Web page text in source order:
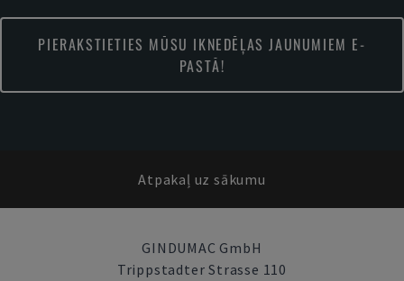
PIERAKSTIETIES MŪSU IKNEDĒĻAS JAUNUMIEM E-
PASTĀ!
Atpakaļ uz sākumu
GINDUMAC GmbH
Trippstadter Strasse 110